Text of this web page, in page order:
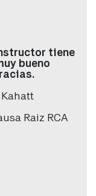
tiene
bueno
Raiz RCA